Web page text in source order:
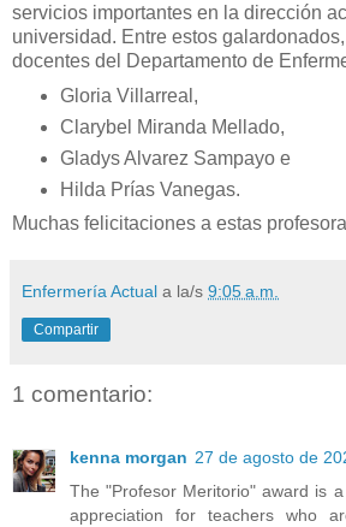
servicios importantes en la dirección
universidad. Entre estos
docentes del Departamento de
Gloria Villarreal,
Clarybel Miranda Mellado,
Gladys Alvarez Sampayo e
Hilda Prías Vanegas.
Muchas felicitaciones a estas
Enfermería Actual a la/s 9:05 a.m.
Compartir
1 comentario:
kenna morgan 27 de agosto de
The "Profesor Meritorio" award is
appreciation for teachers who